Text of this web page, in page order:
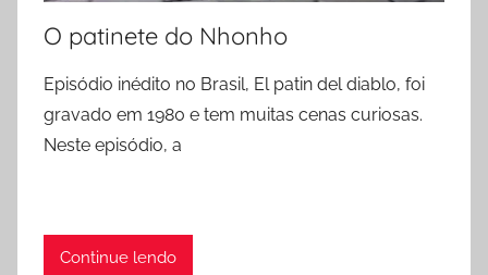
O patinete do Nhonho
Episódio inédito no Brasil, El patin del diablo, foi
gravado em 1980 e tem muitas cenas curiosas.
Neste episódio, a
Continue lendo